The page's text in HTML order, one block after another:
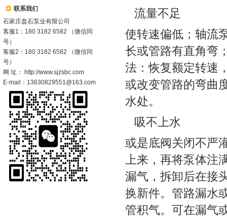
联系我们
石家庄盘石泵业有限公司
客服1：180 3182 6582 （微信同
号）
客服2：180 3182 6582 （微信同
号）
网 址： http://www.sjzsbc.com
E-mail：13630829551@163.com
流量不足
使转速偏低；轴流
长或管路有直角弯
法：恢复额定转速
或改变管路的弯曲
水处。
吸不上水
或是底阀关闭不严
上来，再将泵体
漏气，拆卸后在接
换新件。管路漏水
管积气。可在漏气